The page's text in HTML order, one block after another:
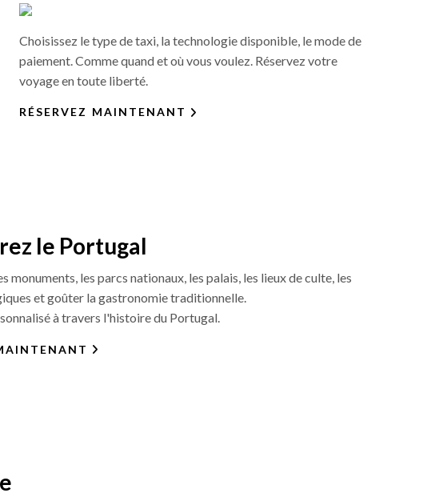
Choisissez le type de taxi, la technologie disponible, le mode de
paiement. Comme quand et où vous voulez. Réservez votre
voyage en toute liberté.
RÉSERVEZ MAINTENANT
le Portugal
monuments, les parcs nationaux, les palais, les lieux de culte, les
et goûter la gastronomie traditionnelle.
à travers l'histoire du Portugal.